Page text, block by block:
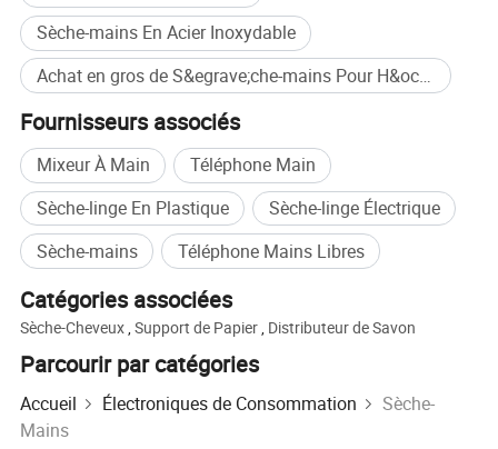
Sèche-mains En Acier Inoxydable
Achat en gros de S&egrave;che-mains Pour H&ocirc;tel
Fournisseurs associés
Mixeur À Main
Téléphone Main
Sèche-linge En Plastique
Sèche-linge Électrique
Sèche-mains
Téléphone Mains Libres
Catégories associées
Sèche-Cheveux,Support de Papier, Distributeur de Savon
Parcourir par catégories
Accueil Électroniques de Consommation
Sèche-
Mains